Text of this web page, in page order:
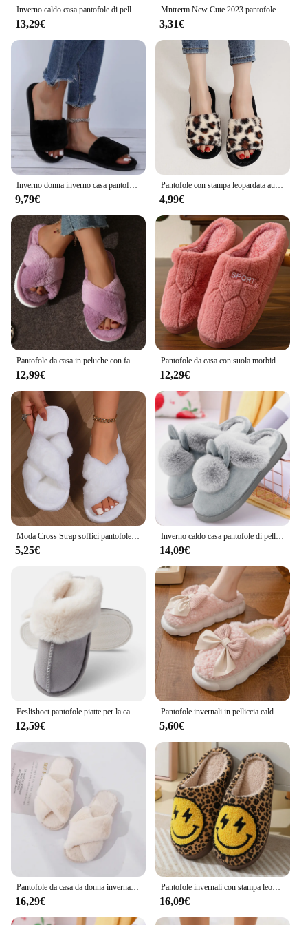
Inverno caldo casa pantofole di pelliccia donna Indoor casa coniglio scarpa orecchie pelose calzature camera da letto interna tacchi piatti soffici pantofole scarpe
13,29€
Mntrerm New Cute 2023 pantofole da casa per interni calde morbide pantofole in peluche antiscivolo pantofole in pelliccia per interni tinta unita scarpe da donna carine
3,31€
Inverno donna inverno casa pantofole pelose antiscivolo Casual Indoor appartamenti scarpe da terra signore infradito scarpe calde colori solidi
9,79€
Pantofole con stampa leopardata autunno inverno Scivoli in pelliccia di peluche alla moda da donna Infradito per la casa Scarpe da soggiorno antiscivolo in EVA calda per interni
4,99€
12,99€
Pantofole da casa con suola morbida in peluche invernale da donna comode ciabatte da interno antiscivolo Mute da donna con tacco piatto pantofole da camera da letto calde 2024
12,29€
5,25€
Inverno caldo casa pantofole di pelliccia donna Indoor casa coniglio scarpa orecchie pelose calzature camera da letto interna tacchi piatti soffici pantofole scarpe
14,09€
12,59€
Pantofole invernali in pelliccia calda per donna Scarpe morbide antiscivolo con fiocco carino Comfort Pantofole in peluche per camera da letto interna per la casa con tacco piatto
5,60€
16,29€
Pantofole invernali con stampa leopardata donna Lightning Smile Face pantofole in pelliccia soffice donna Indoor antiscivolo Furry coppia diapositive in cotone
16,09€